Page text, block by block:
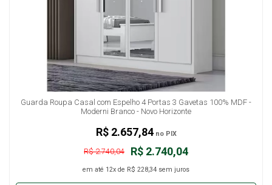
Guarda Roupa Casal com Espelho 4 Portas 3 Gavetas 100% MDF -
Moderni Branco - Novo Horizonte
R$ 2.740,04
R$ 2.740,04
em até 12x de R$ 228,34 sem juros
R$ 2.657,84no PIX